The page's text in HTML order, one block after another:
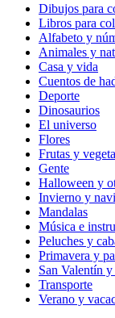
Dibujos para
Libros para
Alfabeto y
Animales y
Casa y vida
Cuentos de
Deporte
Dinosaurios
El universo
Flores
Frutas y
Gente
Halloween y
Invierno y
Mandalas
Música e
Peluches y
Primavera y
San Valentín
Transporte
Verano y